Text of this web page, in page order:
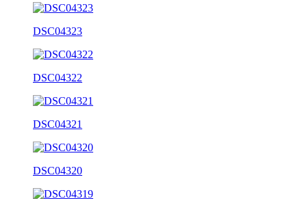
DSC04323
DSC04322
DSC04321
DSC04320